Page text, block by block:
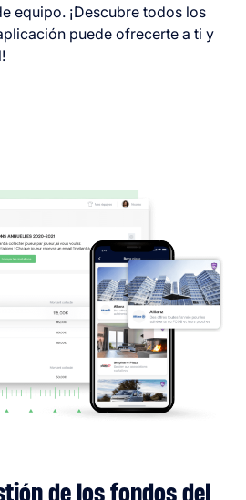
equipo. ¡Descubre todos los
puede ofrecerte a ti y